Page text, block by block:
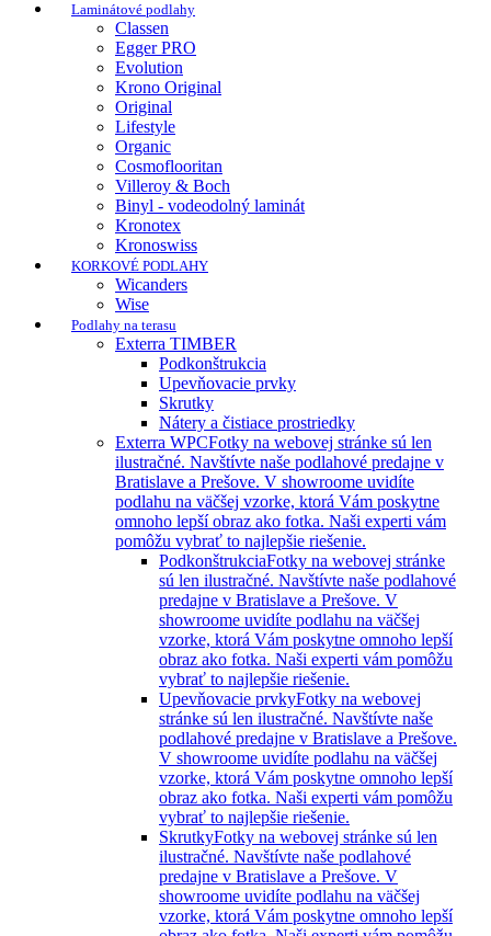
Laminátové podlahy
Classen
Egger PRO
Evolution
Krono Original
Original
Lifestyle
Organic
Cosmoflooritan
Villeroy & Boch
Binyl - vodeodolný laminát
Kronotex
Kronoswiss
KORKOVÉ PODLAHY
Wicanders
Wise
Podlahy na terasu
Exterra TIMBER
Podkonštrukcia
Upevňovacie prvky
Skrutky
Nátery a čistiace prostriedky
Exterra WPCFotky na webovej stránke sú len
ilustračné. Navštívte naše podlahové predajne v
Bratislave a Prešove. V showroome uvidíte
podlahu na väčšej vzorke, ktorá Vám poskytne
omnoho lepší obraz ako fotka. Naši experti vám
pomôžu vybrať to najlepšie riešenie.
PodkonštrukciaFotky na webovej stránke
sú len ilustračné. Navštívte naše podlahové
predajne v Bratislave a Prešove. V
showroome uvidíte podlahu na väčšej
vzorke, ktorá Vám poskytne omnoho lepší
obraz ako fotka. Naši experti vám pomôžu
vybrať to najlepšie riešenie.
Upevňovacie prvkyFotky na webovej
stránke sú len ilustračné. Navštívte naše
podlahové predajne v Bratislave a Prešove.
V showroome uvidíte podlahu na väčšej
vzorke, ktorá Vám poskytne omnoho lepší
obraz ako fotka. Naši experti vám pomôžu
vybrať to najlepšie riešenie.
SkrutkyFotky na webovej stránke sú len
ilustračné. Navštívte naše podlahové
predajne v Bratislave a Prešove. V
showroome uvidíte podlahu na väčšej
vzorke, ktorá Vám poskytne omnoho lepší